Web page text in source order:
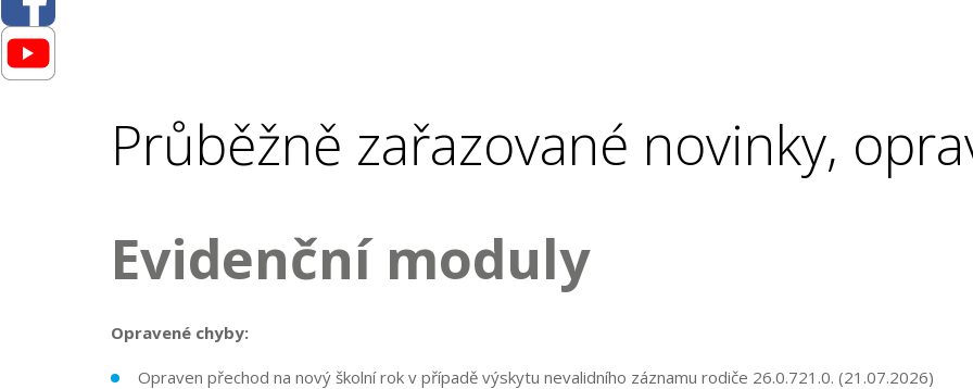
Průběžně zařazované novinky,
Evidenční moduly
Opravené chyby:
Opraven přechod na nový školní rok v případě výskytu nevalidního záznamu rodiče 26.0.721.0. (21.07.2026)